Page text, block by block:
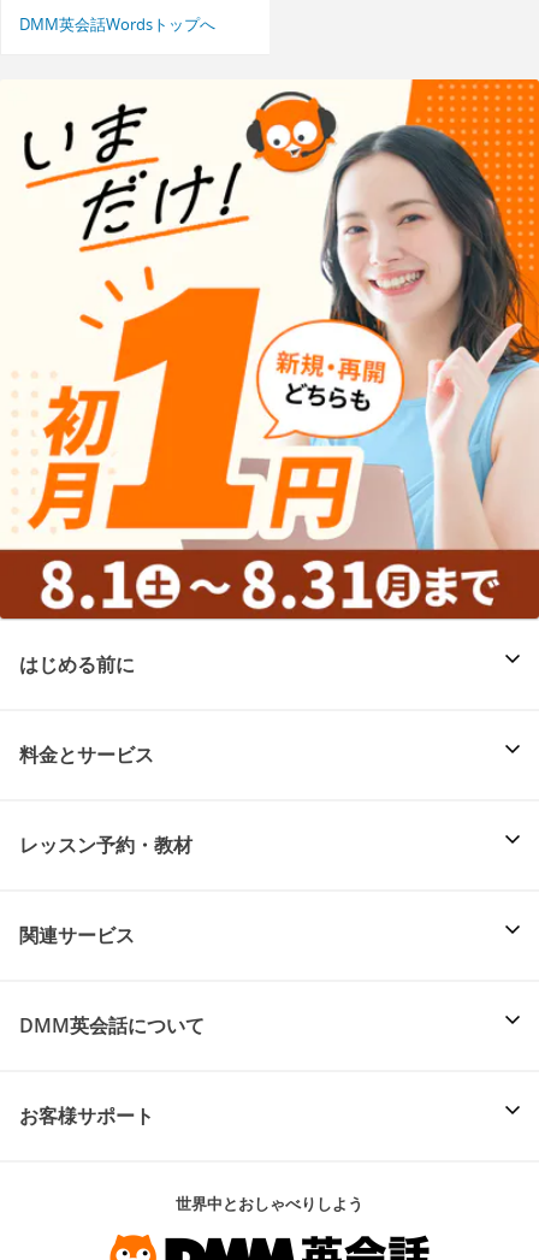
DMM英会話Wordsトップへ
はじめる前に
料金とサービス
レッスン予約・教材
関連サービス
DMM英会話について
お客様サポート
世界中とおしゃべりしよう